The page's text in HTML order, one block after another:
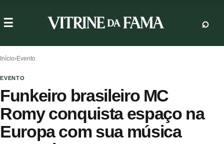
Início›Evento
EVENTO
Funkeiro brasileiro MC
Romy conquista espaço na
Europa com sua música